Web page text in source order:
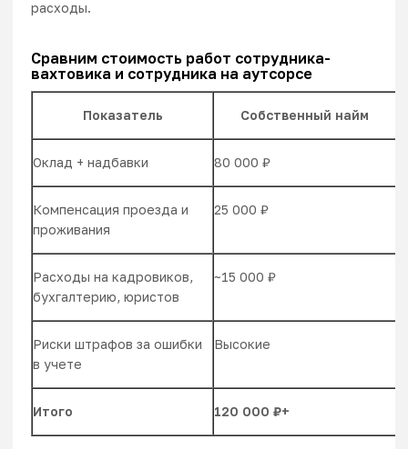
расходы.
Сравним стоимость работ сотрудника-
вахтовика и сотрудника на аутсорсе
Показатель Собственный найм
Оклад + надбавки 80 000 ₽
Компенсация проезда и
проживания
25 000 ₽
Расходы на кадровиков,
бухгалтерию, юристов
~15 000 ₽
Риски штрафов за ошибки
в учете
Высокие
Итого 120 000 ₽+